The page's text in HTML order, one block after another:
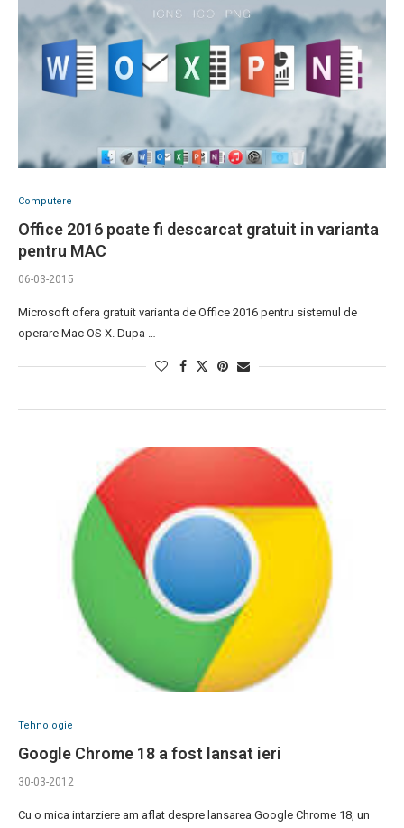
Computere
Office 2016 poate fi descarcat gratuit in varianta
pentru MAC
06-03-2015
Microsoft ofera gratuit varianta de Office 2016 pentru sistemul de
operare Mac OS X. Dupa …
Tehnologie
Google Chrome 18 a fost lansat ieri
30-03-2012
Cu o mica intarziere am aflat despre lansarea Google Chrome 18, un